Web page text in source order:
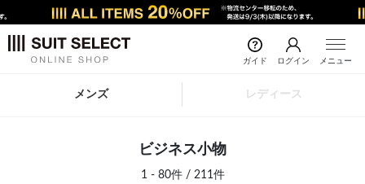
ガイド ログイン メニュー
メンズ レディース
ビジネス小物
1 - 80件 / 211件